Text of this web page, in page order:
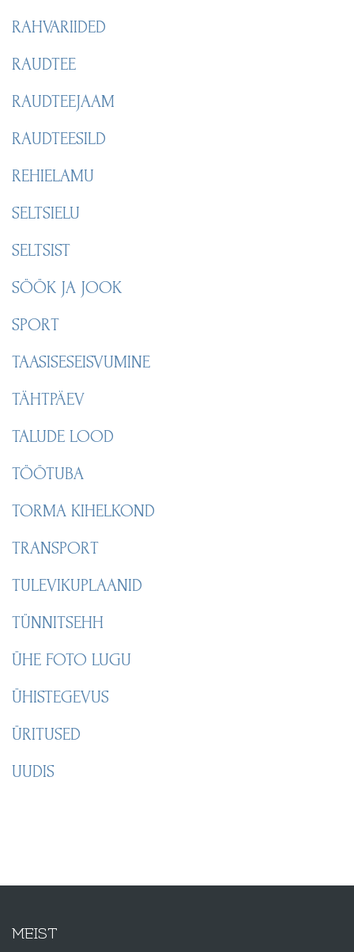
RAHVARIIDED
RAUDTEE
RAUDTEEJAAM
RAUDTEESILD
REHIELAMU
SELTSIELU
SELTSIST
SÖÖK JA JOOK
SPORT
TAASISESEISVUMINE
TÄHTPÄEV
TALUDE LOOD
TÖÖTUBA
TORMA KIHELKOND
TRANSPORT
TULEVIKUPLAANID
TÜNNITSEHH
ÜHE FOTO LUGU
ÜHISTEGEVUS
ÜRITUSED
UUDIS
MEIST